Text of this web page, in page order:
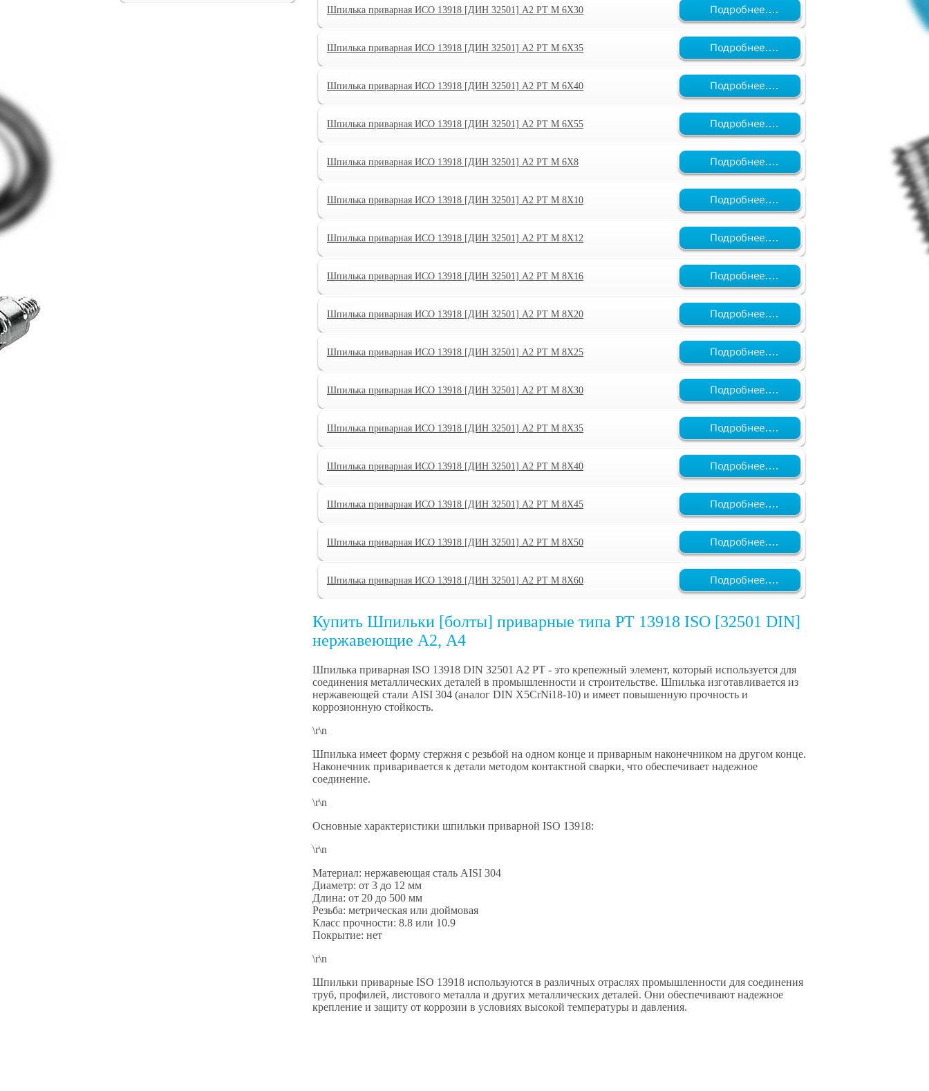
Шпилька приварная ИСО 13918 [ДИН 32501] А2 PT M 6X30
Шпилька приварная ИСО 13918 [ДИН 32501] А2 PT M 6X35
Шпилька приварная ИСО 13918 [ДИН 32501] А2 PT M 6X40
Шпилька приварная ИСО 13918 [ДИН 32501] А2 PT M 6X55
Шпилька приварная ИСО 13918 [ДИН 32501] А2 PT M 6X8
Шпилька приварная ИСО 13918 [ДИН 32501] А2 PT M 8X10
Шпилька приварная ИСО 13918 [ДИН 32501] А2 PT M 8X12
Шпилька приварная ИСО 13918 [ДИН 32501] А2 PT M 8X16
Шпилька приварная ИСО 13918 [ДИН 32501] А2 PT M 8X20
Шпилька приварная ИСО 13918 [ДИН 32501] А2 PT M 8X25
Шпилька приварная ИСО 13918 [ДИН 32501] А2 PT M 8X30
Шпилька приварная ИСО 13918 [ДИН 32501] А2 PT M 8X35
Шпилька приварная ИСО 13918 [ДИН 32501] А2 PT M 8X40
Шпилька приварная ИСО 13918 [ДИН 32501] А2 PT M 8X45
Шпилька приварная ИСО 13918 [ДИН 32501] А2 PT M 8X50
Шпилька приварная ИСО 13918 [ДИН 32501] А2 PT M 8X60
Купить Шпильки [болты] приварные типа PT 13918 ISO [32501 DIN]
нержавеющие А2, А4
Шпилька приварная ISO 13918 DIN 32501 A2 PT - это крепежный элемент, который используется для
соединения металлических деталей в промышленности и строительстве. Шпилька изготавливается из
нержавеющей стали AISI 304 (аналог DIN X5CrNi18-10) и имеет повышенную прочность и
коррозионную стойкость.
\r\n
Шпилька имеет форму стержня с резьбой на одном конце и приварным наконечником на другом конце.
Наконечник приваривается к детали методом контактной сварки, что обеспечивает надежное
соединение.
\r\n
Основные характеристики шпильки приварной ISO 13918:
\r\n
Материал: нержавеющая сталь AISI 304
Диаметр: от 3 до 12 мм
Длина: от 20 до 500 мм
Резьба: метрическая или дюймовая
Класс прочности: 8.8 или 10.9
Покрытие: нет
\r\n
Шпильки приварные ISO 13918 используются в различных отраслях промышленности для соединения
труб, профилей, листового металла и других металлических деталей. Они обеспечивают надежное
крепление и защиту от коррозии в условиях высокой температуры и давления.